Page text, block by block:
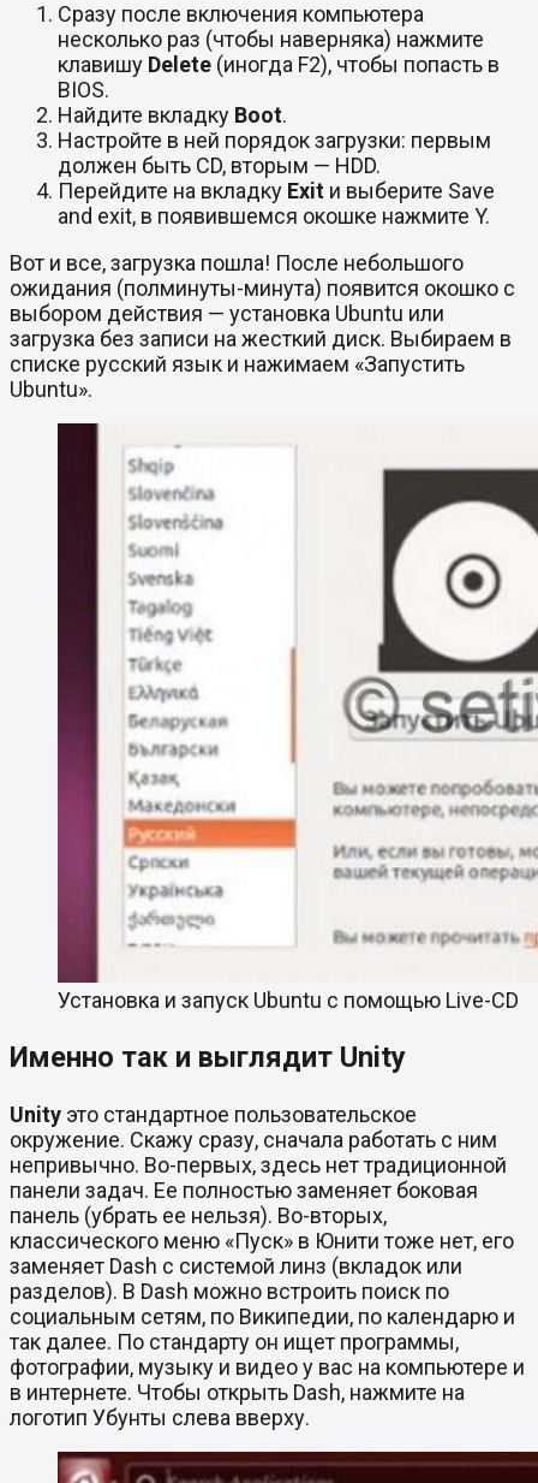
Сразу после включения компьютера
несколько раз (чтобы наверняка) нажмите
клавишу Delete (иногда F2), чтобы попасть в
BIOS.
Найдите вкладку Boot.
Настройте в ней порядок загрузки: первым
должен быть CD, вторым — HDD.
Перейдите на вкладку Exit и выберите Save
and exit, в появившемся окошке нажмите Y.
Вот и все, загрузка пошла! После небольшого
ожидания (полминуты-минута) появится окошко с
выбором действия — установка Ubuntu или
загрузка без записи на жесткий диск. Выбираем в
списке русский язык и нажимаем «Запустить
Ubuntu».
Установка и запуск Ubuntu с помощью Live-CD
Именно так и выглядит Unity
Unity это стандартное пользовательское
окружение. Скажу сразу, сначала работать с ним
непривычно. Во-первых, здесь нет традиционной
панели задач. Ее полностью заменяет боковая
панель (убрать ее нельзя). Во-вторых,
классического меню «Пуск» в Юнити тоже нет, его
заменяет Dash с системой линз (вкладок или
разделов). В Dash можно встроить поиск по
социальным сетям, по Википедии, по календарю и
так далее. По стандарту он ищет программы,
фотографии, музыку и видео у вас на компьютере и
в интернете. Чтобы открыть Dash, нажмите на
логотип Убунты слева вверху.